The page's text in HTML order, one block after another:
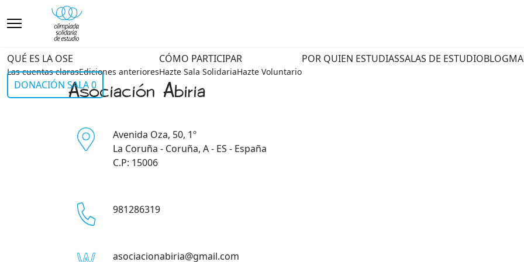
QUÉ ES LA OSE
Las cuentas clarasEdiciones anteriores
CÓMO PARTICIPAR
Hazte Sala SolidariaHazte Voluntario
POR QUIEN ESTUDIASSALAS DE ESTUDIOBLOG
DONACIÓN SALA 0Asociación Abiria
Avenida Oza, 50, 1º
La Coruña - Coruña, A - ES - España
C.P: 15006
981286319
asociacionabiria@gmail.com